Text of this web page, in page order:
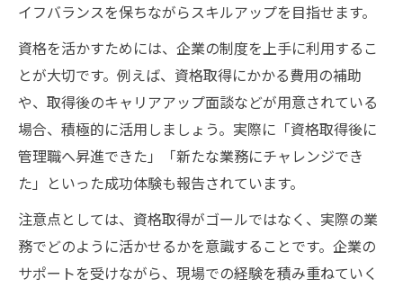
イフバランスを保ちながらスキルアップを目指せます。
資格を活かすためには、企業の制度を上手に利用するこ
とが大切です。例えば、資格取得にかかる費用の補助
や、取得後のキャリアアップ面談などが用意されている
場合、積極的に活用しましょう。実際に「資格取得後に
管理職へ昇進できた」「新たな業務にチャレンジでき
た」といった成功体験も報告されています。
注意点としては、資格取得がゴールではなく、実際の業
務でどのように活かせるかを意識することです。企業の
サポートを受けながら、現場での経験を積み重ねていく